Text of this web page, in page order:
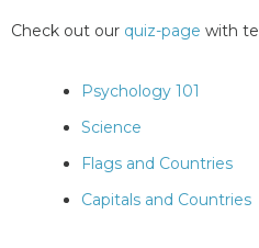
Check out our quiz-page with
Psychology 101
Science
Flags and Countries
Capitals and Countries